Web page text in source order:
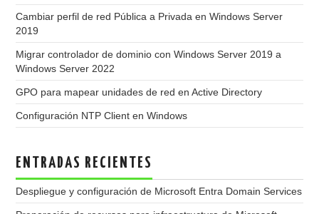
Cambiar perfil de red Pública a Privada en Windows Server
2019
Migrar controlador de dominio con Windows Server 2019 a
Windows Server 2022
GPO para mapear unidades de red en Active Directory
Configuración NTP Client en Windows
ENTRADAS RECIENTES
Despliegue y configuración de Microsoft Entra Domain Services